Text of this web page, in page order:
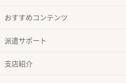
おすすめコンテンツ
派遣サポート
支店紹介